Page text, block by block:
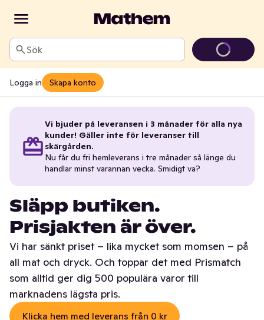
Sök
Logga in Skapa konto
Vi bjuder på leveransen i 3 månader för alla nya
kunder! Gäller inte för leveranser till
skärgården.
Nu får du fri hemleverans i tre månader så länge du
handlar minst varannan vecka. Smidigt va?
Släpp butiken.
Prisjakten är över.
Vi har sänkt priset – lika mycket som momsen – på
all mat och dryck. Och toppar det med Prismatch
som alltid ger dig 500 populära varor till
marknadens lägsta pris.
Klicka hem med leverans från 0 kr